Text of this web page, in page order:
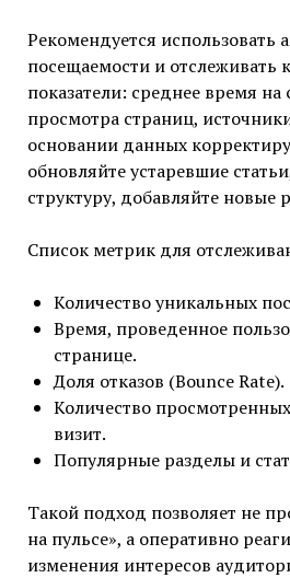
Рекомендуется использовать
посещаемости и отслеживать
показатели: среднее время на
просмотра страниц,
основании данных
обновляйте устаревшие
структуру, добавляйте новые
Список метрик для
Количество уникальных
Время, проведенное
странице.
Доля отказов (Bounce Rate).
Количество
визит.
Популярные разделы и
Такой подход позволяет не
на пульсе», а оперативно
изменения интересов